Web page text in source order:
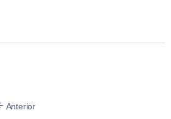
Anterior